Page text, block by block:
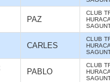
PAZ
CLUB
CARLES
CLUB
PABLO
CLUB